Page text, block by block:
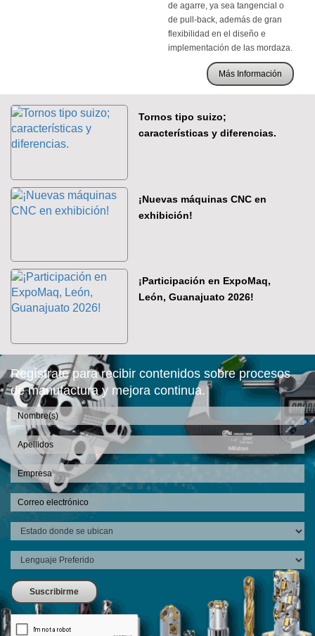
de agarre, ya sea tangencial o
de pull-back, además de gran
flexibilidad en el diseño e
implementación de las mordaza.
Más Información
Tornos tipo suizo;
características y diferencias.
¡Nuevas máquinas CNC en
exhibición!
¡Participación en ExpoMaq,
León, Guanajuato 2026!
Regístrate para recibir contenidos sobre procesos
de manufactura y mejora continua.